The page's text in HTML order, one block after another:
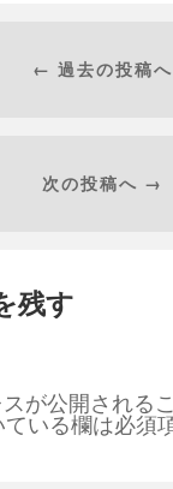
← 過去の投稿へ
次の投稿へ →
残す
が公開される
ている欄は必須